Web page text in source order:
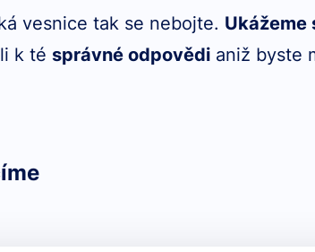
vesnice tak se nebojte. Ukážeme
k tésprávné odpovědi aniž byste